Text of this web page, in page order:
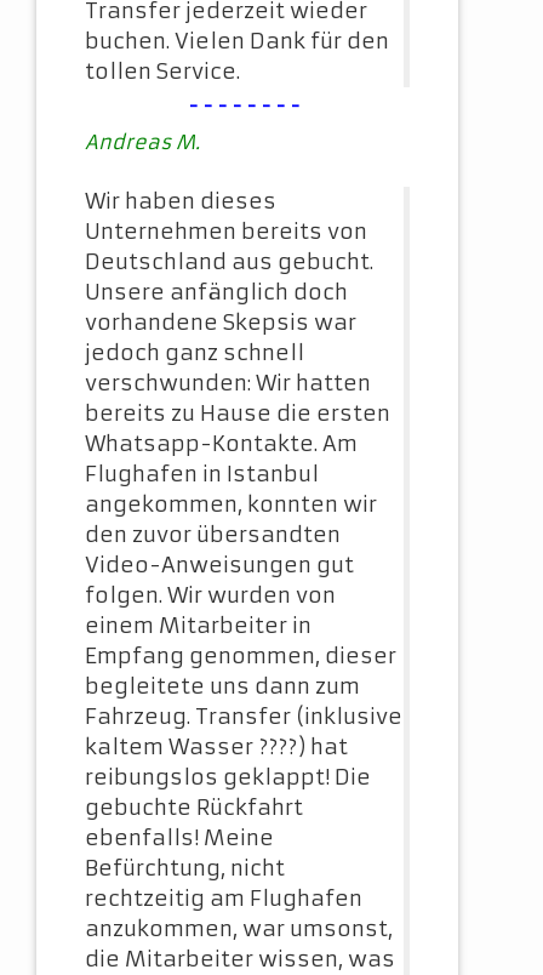
Transfer jederzeit wieder
buchen. Vielen Dank für den
tollen Service.
--------
Andreas M.
Wir haben dieses
Unternehmen bereits von
Deutschland aus gebucht.
Unsere anfänglich doch
vorhandene Skepsis war
jedoch ganz schnell
verschwunden: Wir hatten
bereits zu Hause die ersten
Whatsapp-Kontakte. Am
Flughafen in Istanbul
angekommen, konnten wir
den zuvor übersandten
Video-Anweisungen gut
folgen. Wir wurden von
einem Mitarbeiter in
Empfang genommen, dieser
begleitete uns dann zum
Fahrzeug. Transfer (inklusive
kaltem Wasser ????) hat
reibungslos geklappt! Die
gebuchte Rückfahrt
ebenfalls! Meine
Befürchtung, nicht
rechtzeitig am Flughafen
anzukommen, war umsonst,
die Mitarbeiter wissen, was